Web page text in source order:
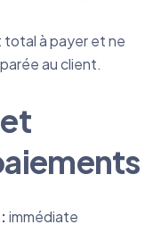
total à payer et ne
au client.
immédiate